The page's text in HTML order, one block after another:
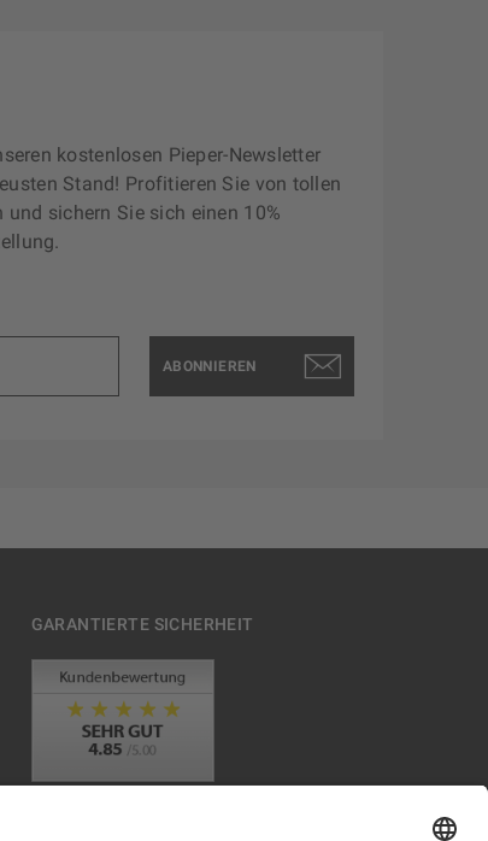
kostenlosen Pieper-Newsletter
Stand! Profitieren Sie von tollen
sichern Sie sich einen 10%
ABONNIEREN
GARANTIERTE SICHERHEIT